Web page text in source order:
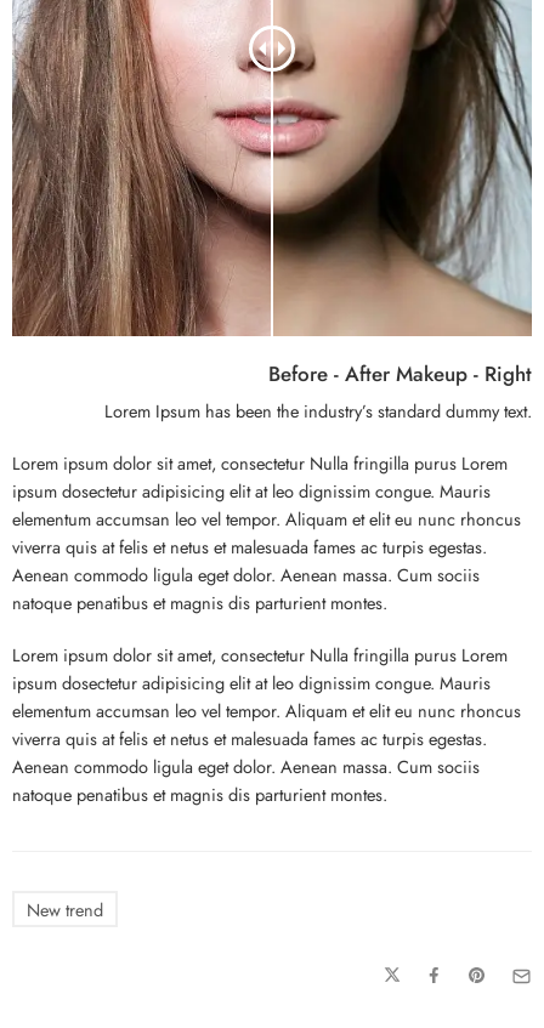
Before - After Makeup - Right
Lorem Ipsum has been the industry’s standard dummy text.
Lorem ipsum dolor sit amet, consectetur Nulla fringilla purus Lorem
ipsum dosectetur adipisicing elit at leo dignissim congue. Mauris
elementum accumsan leo vel tempor. Aliquam et elit eu nunc rhoncus
viverra quis at felis et netus et malesuada fames ac turpis egestas.
Aenean commodo ligula eget dolor. Aenean massa. Cum sociis
natoque penatibus et magnis dis parturient montes.
Lorem ipsum dolor sit amet, consectetur Nulla fringilla purus Lorem
ipsum dosectetur adipisicing elit at leo dignissim congue. Mauris
elementum accumsan leo vel tempor. Aliquam et elit eu nunc rhoncus
viverra quis at felis et netus et malesuada fames ac turpis egestas.
Aenean commodo ligula eget dolor. Aenean massa. Cum sociis
natoque penatibus et magnis dis parturient montes.
New trend